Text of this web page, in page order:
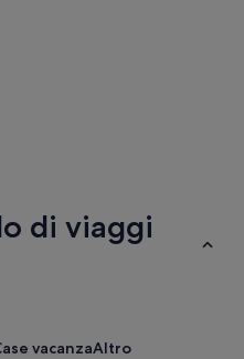
di viaggi
vacanzaAltro